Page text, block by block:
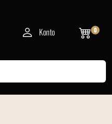
Konto 0